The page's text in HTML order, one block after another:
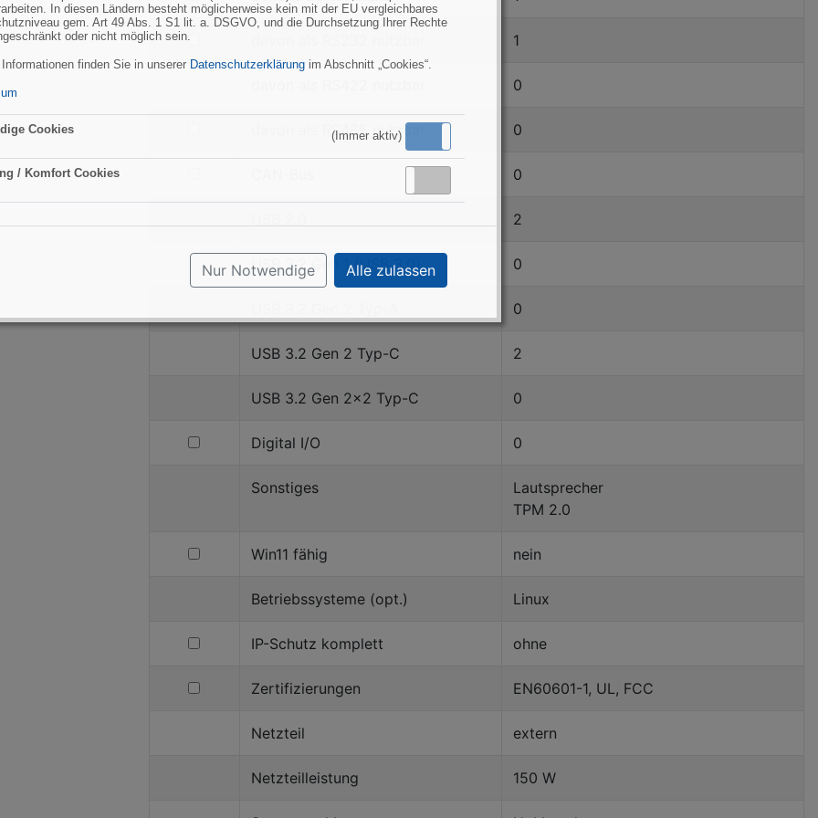
In diesen Ländern besteht möglicherweise kein mit der EU vergleichbares
gem. Art 49 Abs. 1 S1 lit. a. DSGVO, und die Durchsetzung Ihrer Rechte
oder nicht möglich sein.
finden Sie in unserer Datenschutzerklärung im Abschnitt „Cookies“.
Cookies (Immer aktiv)
/ Komfort Cookies
Nur Notwendige Alle zulassen
AI
nach
Serielle
Schnittstellen
filtern
nach
1
0
davon als RS485 nutzbar 0
0
2
USB 3.2 Gen 1 (USB 3.0) 0
0
USB 3.2 Gen 2 Typ-C 2
USB 3.2 Gen 2×2 Typ-C 0
filtern
Digital I/O 0
Sonstiges
Lautsprecher
TPM 2.0
filtern
Win11 fähig nein
Betriebssysteme (opt.) Linux
filtern
IP-
IP-Schutz komplett ohne
filtern
Zertifizierungen
Zertifizierungen EN60601-1, UL, FCC
Netzteil extern
Netzteilleistung 150 W